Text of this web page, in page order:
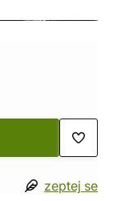
zeptej se